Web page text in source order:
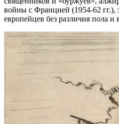
войны с Францией (1954-62 гг.),
европейцев без различия пола и